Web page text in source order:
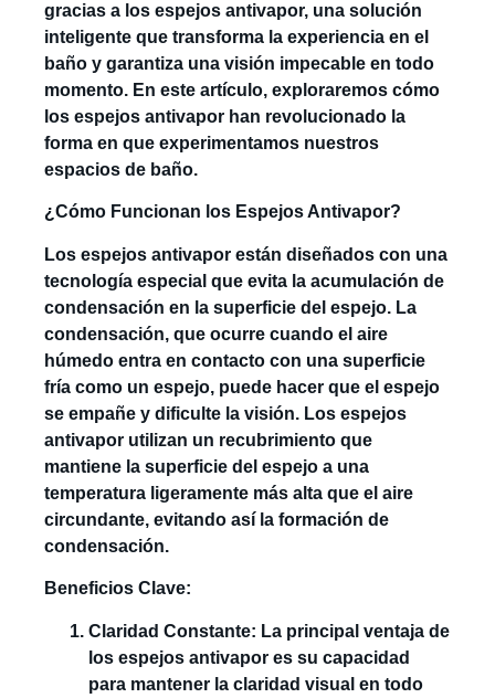
gracias a los espejos antivapor, una solución
inteligente que transforma la experiencia en el
baño y garantiza una visión impecable en todo
momento. En este artículo, exploraremos cómo
los espejos antivapor han revolucionado la
forma en que experimentamos nuestros
espacios de baño.
¿Cómo Funcionan los Espejos Antivapor?
Los espejos antivapor están diseñados con una
tecnología especial que evita la acumulación de
condensación en la superficie del espejo. La
condensación, que ocurre cuando el aire
húmedo entra en contacto con una superficie
fría como un espejo, puede hacer que el espejo
se empañe y dificulte la visión. Los espejos
antivapor utilizan un recubrimiento que
mantiene la superficie del espejo a una
temperatura ligeramente más alta que el aire
circundante, evitando así la formación de
condensación.
Beneficios Clave:
Claridad Constante: La principal ventaja de
los espejos antivapor es su capacidad
para mantener la claridad visual en todo